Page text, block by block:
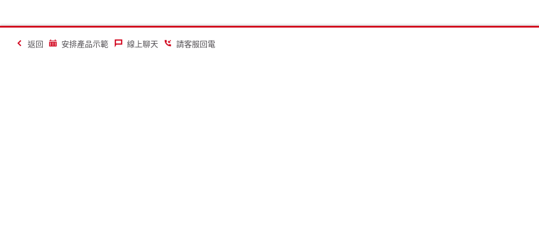
返回 安排產品示範 線上聊天 請客服回電